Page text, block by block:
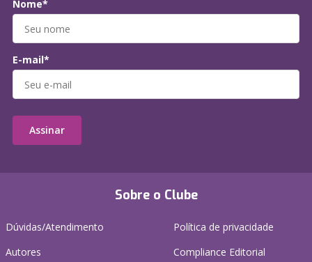
Sobre o Clube
Dúvidas/Atendimento
Autores
Política de privacidade
Compliance Editorial
Nome*
E-mail*
Assinar